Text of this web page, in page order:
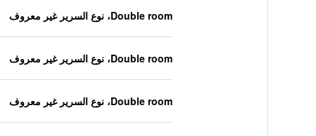
Double room، نوع السرير غير معروف
Double room، نوع السرير غير معروف
Double room، نوع السرير غير معروف